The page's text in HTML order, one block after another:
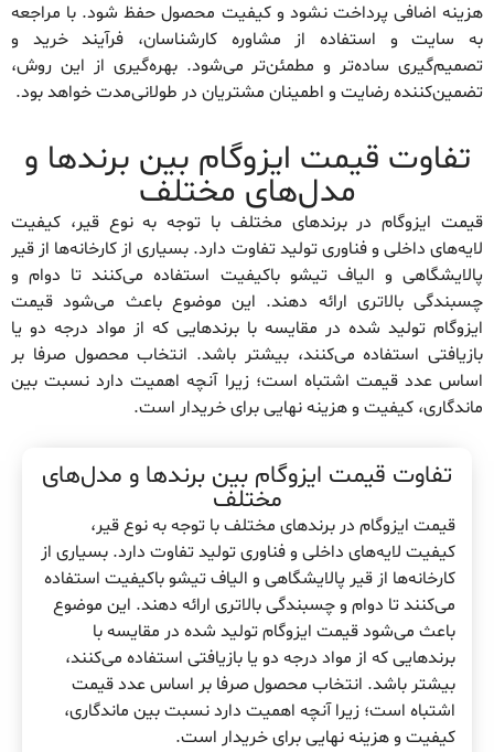
هزینه اضافی پرداخت نشود و کیفیت محصول حفظ شود. با مراجعه
به سایت و استفاده از مشاوره کارشناسان، فرآیند خرید و
تصمیم‌گیری ساده‌تر و مطمئن‌تر می‌شود. بهره‌گیری از این روش،
تضمین‌کننده رضایت و اطمینان مشتریان در طولانی‌مدت خواهد بود.
تفاوت قیمت ایزوگام بین برندها و
مدل‌های مختلف
قیمت ایزوگام در برندهای مختلف با توجه به نوع قیر، کیفیت
لایه‌های داخلی و فناوری تولید تفاوت دارد. بسیاری از کارخانه‌ها از قیر
پالایشگاهی و الیاف تیشو باکیفیت استفاده می‌کنند تا دوام و
چسبندگی بالاتری ارائه دهند. این موضوع باعث می‌شود قیمت
ایزوگام تولید شده در مقایسه با برندهایی که از مواد درجه دو یا
بازیافتی استفاده می‌کنند، بیشتر باشد. انتخاب محصول صرفا بر
اساس عدد قیمت اشتباه است؛ زیرا آنچه اهمیت دارد نسبت بین
ماندگاری، کیفیت و هزینه نهایی برای خریدار است.
تفاوت قیمت ایزوگام بین برندها و مدل‌های
مختلف
قیمت ایزوگام در برندهای مختلف با توجه به نوع قیر،
کیفیت لایه‌های داخلی و فناوری تولید تفاوت دارد. بسیاری از
کارخانه‌ها از قیر پالایشگاهی و الیاف تیشو باکیفیت استفاده
می‌کنند تا دوام و چسبندگی بالاتری ارائه دهند. این موضوع
باعث می‌شود قیمت ایزوگام تولید شده در مقایسه با
برندهایی که از مواد درجه دو یا بازیافتی استفاده می‌کنند،
بیشتر باشد. انتخاب محصول صرفا بر اساس عدد قیمت
اشتباه است؛ زیرا آنچه اهمیت دارد نسبت بین ماندگاری،
کیفیت و هزینه نهایی برای خریدار است.